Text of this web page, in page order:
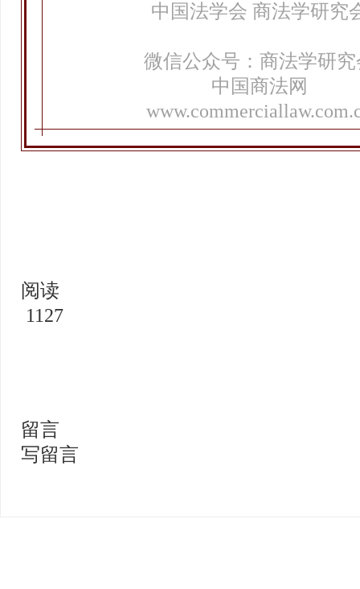
中国法学会 商法学研究
微信公众号：商法学研究
中国商法网
阅读
1127
留言
写留言